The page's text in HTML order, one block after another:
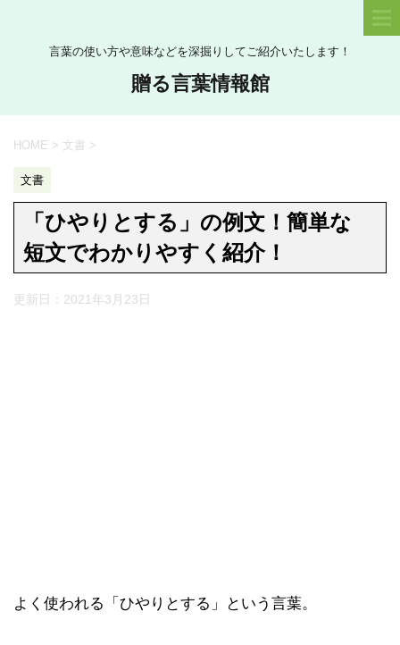
言葉の使い方や意味などを深掘りしてご紹介いたします！
贈る言葉情報館
HOME > 文書 >
文書
「ひやりとする」の例文！簡単な
短文でわかりやすく紹介！
更新日： 2021年3月23日
よく使われる「ひやりとする」という言葉。